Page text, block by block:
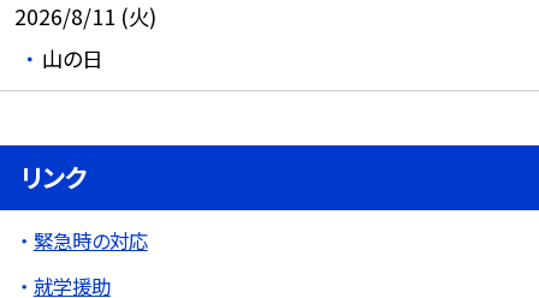
2026/8/11 (火)
山の日
リンク
緊急時の対応
就学援助